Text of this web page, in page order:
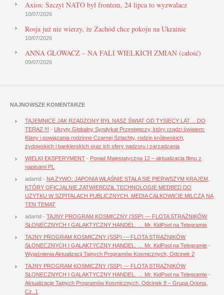
Axios: Szczyt NATO był frontem, 24 lipca to wyzwalacz
10/07/2026
Rosja już nie wierzy, że Zachód chce pokoju na Ukrainie
10/07/2026
ANNA GŁOWACZ – NA FALI WIELKICH ZMIAN (całość)
09/07/2026
NAJNOWSZE KOMENTARZE
TAJEMNICE JAK RZĄDZONY BYŁ NASZ ŚWIAT OD TYSIĘCY LAT… DO
TERAZ !!! - Ukryty Globalny Syndykat Przestępczy, który rządzi światem:
Klany i powiązania rodzinne Czarnej Szlachty, rodzin królewskich,
żydowskich i bankierskich oraz ich sfery nadzoru i zarządzania
WIELKI EKSPERYMENT - Ponad Majestatyczną 12 – aktualizacja filmu z
napisami PL
adamd - NA ŻYWO: JAPONIA WŁAŚNIE STAŁA SIĘ PIERWSZYM KRAJEM,
KTÓRY OFICJALNIE ZATWIERDZIŁ TECHNOLOGIĘ MEDBED DO
UŻYTKU W SZPITALACH PUBLICZNYCH. MEDIA CAŁKOWICIE MILCZĄ NA
TEN TEMAT
adamd - TAJNY PROGRAM KOSMICZNY (SSP) — FLOTA STRAŻNIKÓW
SŁONECZNYCH I GALAKTYCZNY HANDEL. … Mr. KidPool na Telegramie
TAJNY PROGRAM KOSMICZNY (SSP) — FLOTA STRAŻNIKÓW
SŁONECZNYCH I GALAKTYCZNY HANDEL. … Mr. KidPool na Telegramie -
Wyjaśnienia Aktualizacji Tajnych Programów Kosmicznych, Odcinek 2
TAJNY PROGRAM KOSMICZNY (SSP) — FLOTA STRAŻNIKÓW
SŁONECZNYCH I GALAKTYCZNY HANDEL. … Mr. KidPool na Telegramie -
Aktualizacje Tajnych Programów Kosmicznych, Odcinek 8 – Grupa Oriona,
Cz. 1